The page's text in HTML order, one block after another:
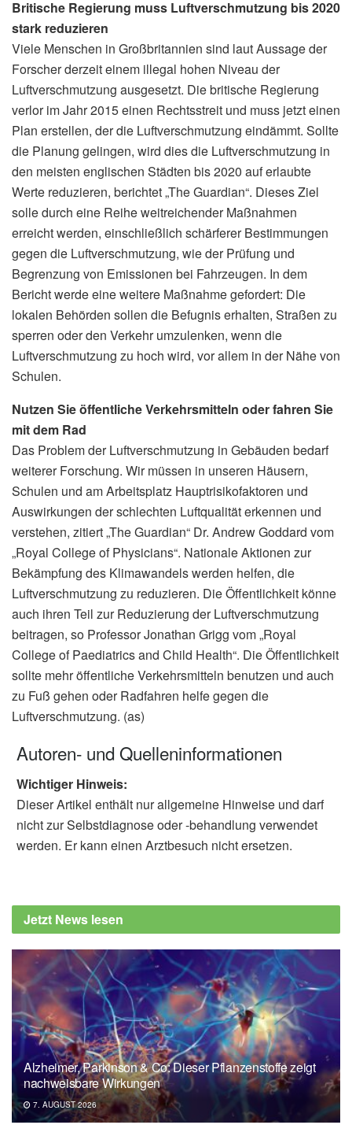
Britische Regierung muss Luftverschmutzung bis 2020
stark reduzieren
Viele Menschen in Großbritannien sind laut Aussage der
Forscher derzeit einem illegal hohen Niveau der
Luftverschmutzung ausgesetzt. Die britische Regierung
verlor im Jahr 2015 einen Rechtsstreit und muss jetzt einen
Plan erstellen, der die Luftverschmutzung eindämmt. Sollte
die Planung gelingen, wird dies die Luftverschmutzung in
den meisten englischen Städten bis 2020 auf erlaubte
Werte reduzieren, berichtet „The Guardian“. Dieses Ziel
solle durch eine Reihe weitreichender Maßnahmen
erreicht werden, einschließlich schärferer Bestimmungen
gegen die Luftverschmutzung, wie der Prüfung und
Begrenzung von Emissionen bei Fahrzeugen. In dem
Bericht werde eine weitere Maßnahme gefordert: Die
lokalen Behörden sollen die Befugnis erhalten, Straßen zu
sperren oder den Verkehr umzulenken, wenn die
Luftverschmutzung zu hoch wird, vor allem in der Nähe von
Schulen.
Nutzen Sie öffentliche Verkehrsmitteln oder fahren Sie
mit dem Rad
Das Problem der Luftverschmutzung in Gebäuden bedarf
weiterer Forschung. Wir müssen in unseren Häusern,
Schulen und am Arbeitsplatz Hauptrisikofaktoren und
Auswirkungen der schlechten Luftqualität erkennen und
verstehen, zitiert „The Guardian“ Dr. Andrew Goddard vom
„Royal College of Physicians“. Nationale Aktionen zur
Bekämpfung des Klimawandels werden helfen, die
Luftverschmutzung zu reduzieren. Die Öffentlichkeit könne
auch ihren Teil zur Reduzierung der Luftverschmutzung
beitragen, so Professor Jonathan Grigg vom „Royal
College of Paediatrics and Child Health“. Die Öffentlichkeit
sollte mehr öffentliche Verkehrsmitteln benutzen und auch
zu Fuß gehen oder Radfahren helfe gegen die
Luftverschmutzung. (as)
Autoren- und Quelleninformationen
Wichtiger Hinweis:
Dieser Artikel enthält nur allgemeine Hinweise und darf
nicht zur Selbstdiagnose oder -behandlung verwendet
werden. Er kann einen Arztbesuch nicht ersetzen.
Jetzt News lesen
Alzheimer, Parkinson & Co: Dieser Pflanzenstoffe zeigt
nachweisbare Wirkungen
7. AUGUST 2026